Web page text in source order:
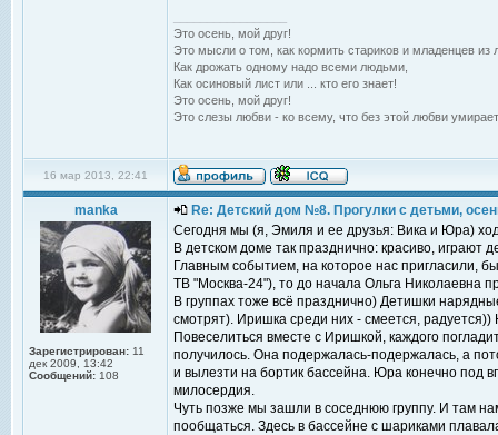
Это осень, мой друг!
Это мысли о том, как кормить стариков и младенцев из
Как дрожать одному надо всеми людьми,
Как осиновый лист или ... кто его знает!
Это осень, мой друг!
Это слезы любви - ко всему, что без этой любви
16 мар 2013, 22:41
manka
Зарегистрирован: 11
дек 2009, 13:42
Сообщений: 108
Re: Детский дом №8. Прогулки с детьми,
Сегодня мы (я, Эмиля и ее друзья: Вика и Юра)
В детском доме так празднично: красиво,
Главным событием, на которое нас пригласили,
ТВ "Москва-24"), то до начала Ольга Николаевна
В группах тоже всё празднично) Детишки
смотрят). Иришка среди них - смеется,
Повеселиться вместе с Иришкой, каждого
получилось. Она подержалась-подержалась, а
и вылезти на бортик бассейна. Юра конечно под
милосердия.
Чуть позже мы зашли в соседнюю группу. И там
пообщаться. Здесь в бассейне с шариками